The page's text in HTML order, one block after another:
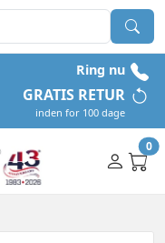
Ring nu
GRATIS RETUR
inden for 100 dage
0